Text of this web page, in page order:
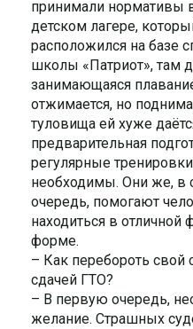
принимали нормативы
детском лагере,
расположился на базе
школы «Патриот», там
занимающаяся
отжимается, но
туловища ей хуже
предварительная
регулярные тренировки
необходимы. Они же, в
очередь, помогают
находиться в отличной
форме.
– Как перебороть свой
сдачей ГТО?
– В первую очередь,
желание. Страшных